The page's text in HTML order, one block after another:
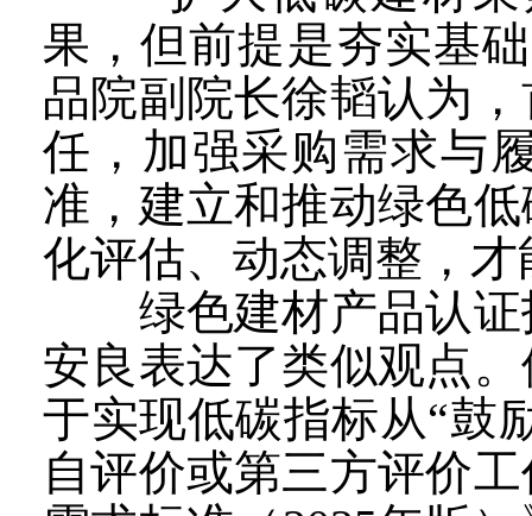
果，但前提是夯实基
品院副院长徐韬认为
任，加强采购需求与
准，建立和推动绿色
化评估、动态调整，
绿色建材产品认证
安良表达了类似观点
于实现低碳指标从“鼓
自评价或第三方评价